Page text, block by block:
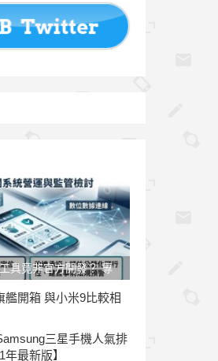
具竟非官方開發？ 專
EZ WAY 易利委」曝三
艦開箱 與小米9比較相
三星手機人氣排
最新版】